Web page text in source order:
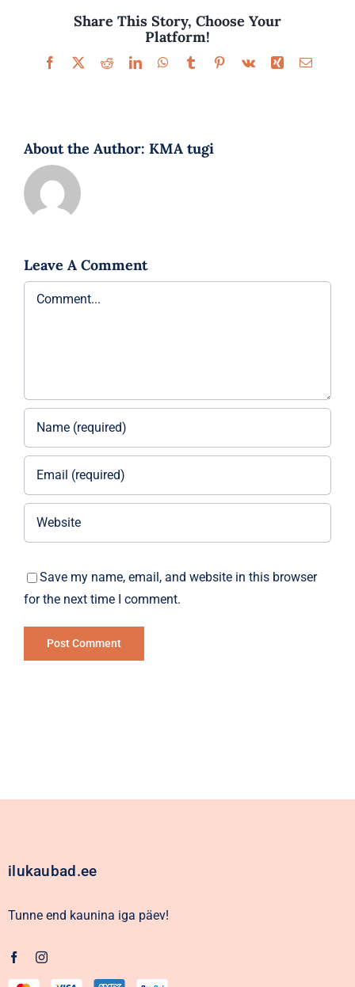
Share This Story, Choose Your
Platform!
Facebook
X RedditLinkedInWhatsApp
TumblrPinterest
Vk Xing Email
About the Author: KMA tugi
Leave A Comment
Comment
Save my name, email, and website in this browser
for the next time I comment.
ilukaubad.ee
Tunne end kaunina iga päev!